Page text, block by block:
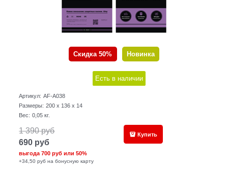
Скидка 50% Новинка
Есть в наличии
Артикул: AF-A038
Размеры: 200 x 136 x 14
Вес: 0,05 кг.
1 390 руб
690 руб
выгода700 руб или50%
+34,50 руб на бонусную карту
Купить